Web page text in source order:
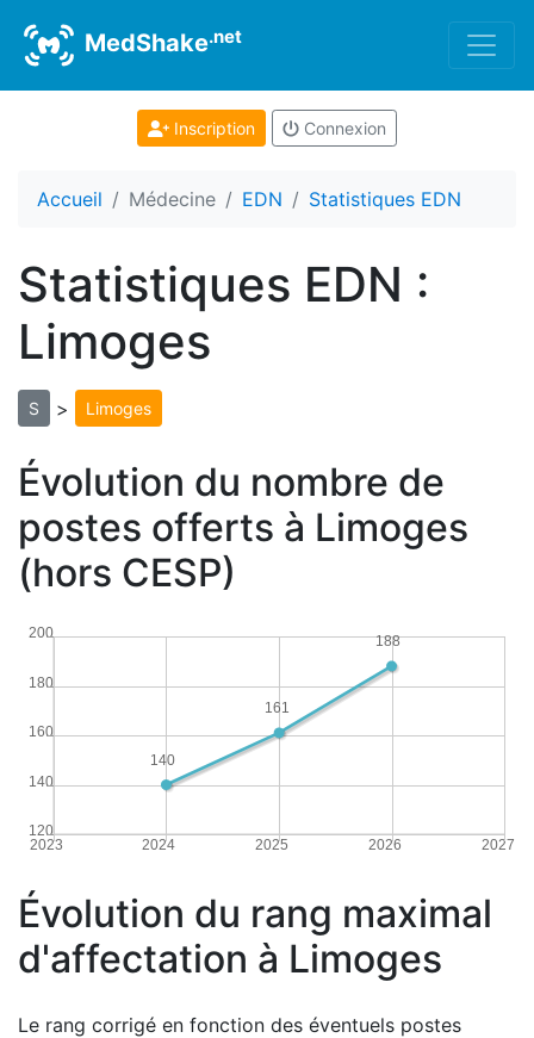
MedShake.net
Inscription Connexion
Accueil Médecine EDN Statistiques EDN
Statistiques EDN :
Limoges
S > Limoges
Évolution du nombre de
postes offerts à Limoges
(hors CESP)
2023 2024 2025 2026 2027
120
140
160
180
200 188
161
140
Évolution du rang maximal
d'affectation à Limoges
Le rang corrigé en fonction des éventuels postes